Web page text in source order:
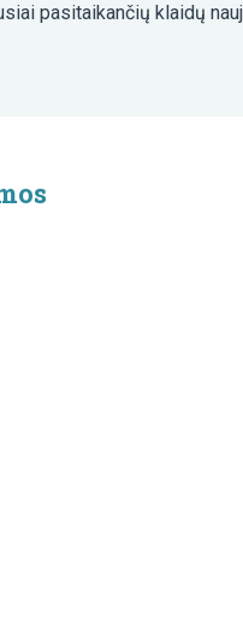
pasitaikančių klaidų